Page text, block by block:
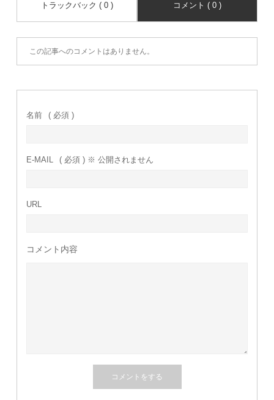
トラックバック ( 0 ) コメント ( 0 )
この記事へのコメントはありません。
名前 ( 必須 )
E-MAIL ( 必須 ) ※ 公開されません
URL
コメント内容